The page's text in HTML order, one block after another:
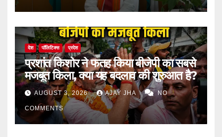
देश पॉलिटिक्स प्रदेश
प्रशांत किशोर ने फतह किया बीजेपी का सबसे
मजबूत किला, क्या यह बदलाव की शुरुआत है?
AUGUST 3, 2026 AJAY JHA NO
COMMENTS